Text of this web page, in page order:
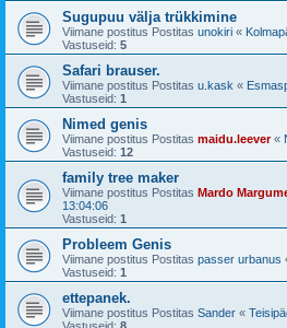
Sugupuu välja trükkimine
Viimane postitus Postitas unokiri «
Vastuseid: 5
Safari brauser.
Viimane postitus Postitas u.kask «
Vastuseid: 1
Nimed genis
Viimane postitus Postitas maidu.leever«
Vastuseid: 12
family tree maker
Viimane postitus Postitas Mardo
13:04:06
Vastuseid: 1
Probleem Genis
Viimane postitus Postitas passer urbanus
Vastuseid: 1
ettepanek.
Viimane postitus Postitas Sander «